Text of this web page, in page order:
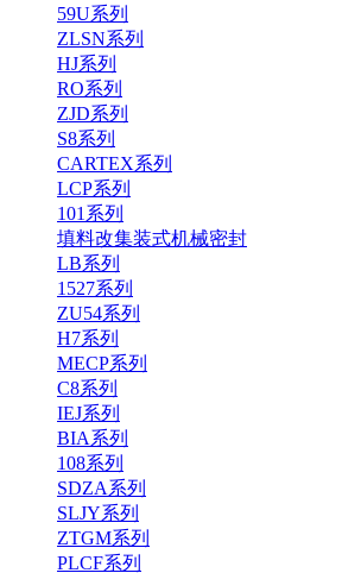
59U系列
ZLSN系列
HJ系列
RO系列
ZJD系列
S8系列
CARTEX系列
LCP系列
101系列
填料改集装式机械密封
LB系列
1527系列
ZU54系列
H7系列
MECP系列
C8系列
IEJ系列
BIA系列
108系列
SDZA系列
SLJY系列
ZTGM系列
PLCF系列